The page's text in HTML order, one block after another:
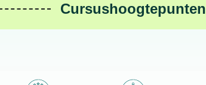
Cursushoogtepunten